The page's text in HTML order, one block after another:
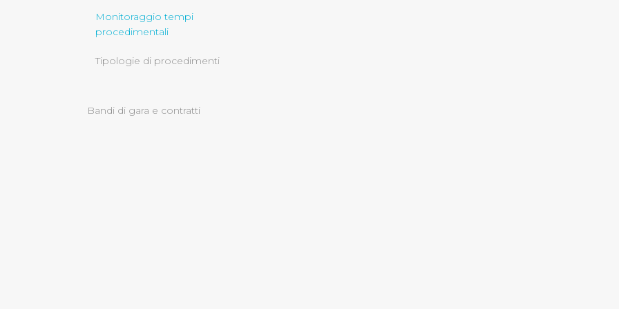
dunque la continuazione della navigazione in assenza di cookie o altri sistemi di
Monitoraggio tempi
procedimentali
Tipologie di procedimenti
Bandi di gara e contratti